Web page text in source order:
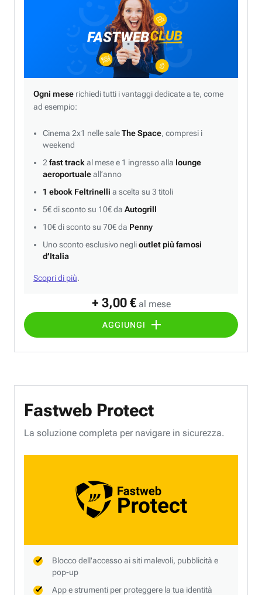
+ 3,00 € al mese
AGGIUNGI
Ogni mese richiedi tutti i vantaggi dedicate a te, come
ad esempio:
Cinema 2x1 nelle saleThe Space, compresi i
weekend
2 fast track al mese e 1 ingresso alla lounge
aeroportualeall’anno
1 ebook Feltrinelli a scelta su 3 titoli
5€ di sconto su 10€ da Autogrill
10€ di sconto su 70€ da Penny
Uno sconto esclusivo neglioutlet più famosi
d’Italia
Scopri di più.
Fastweb Protect
La soluzione completa per navigare in sicurezza.
Blocco dell'accesso ai siti malevoli, pubblicità e
pop-up
App e strumenti per proteggere la tua identità